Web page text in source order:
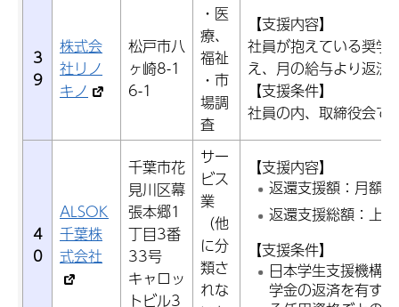
3
9
株式会
社リノ
キノ
松戸市八
ヶ崎8-1
6-1
・医
療、
福祉
・市
場調
査
【支援内容】
社員が抱えている奨学
え、月の給与より返済
【支援条件】
社員の内、取締役会で
4
0
ALSOK
千葉株
式会社
千葉市花
見川区幕
張本郷1
丁目3番
33号
キャロッ
トビル3
サー
ビス
業
（他
に分
類さ
れな
【支援内容】
返還支援額：月額
返還支援総額：上
【支援条件】
日本学生支援機構
学金の返済を有す